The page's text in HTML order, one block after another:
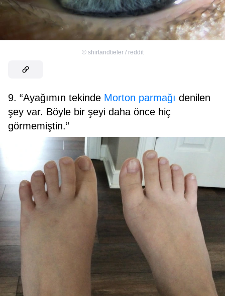
© shirtandtieler / reddit
9. “Ayağımın tekinde Morton parmağı denilen
şey var. Böyle bir şeyi daha önce hiç
görmemiştin.”